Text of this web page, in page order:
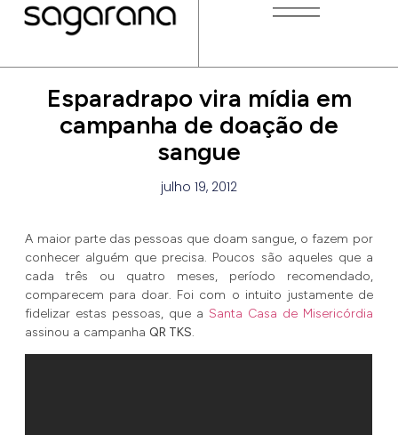
Esparadrapo vira mídia em
campanha de doação de
sangue
julho 19, 2012
A maior parte das pessoas que doam sangue, o fazem por
conhecer alguém que precisa. Poucos são aqueles que a
cada três ou quatro meses, período recomendado,
comparecem para doar. Foi com o intuito justamente de
fidelizar estas pessoas, que a Santa Casa de Misericórdia
assinou a campanha QR TKS.